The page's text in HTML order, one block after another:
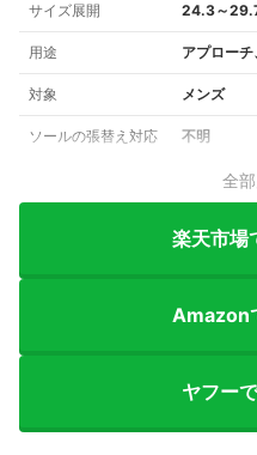
サイズ展開 24.3～
用途 アプロー
対象 メンズ
ソールの張替え対応 不明
全
楽天市場
Amazon
ヤフー